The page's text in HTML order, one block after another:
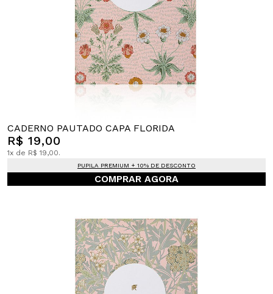
CADERNO PAUTADO CAPA FLORIDA
R$ 19,00
1x de R$ 19,00.
PUPILA PREMIUM + 10% DE DESCONTO
COMPRAR AGORA